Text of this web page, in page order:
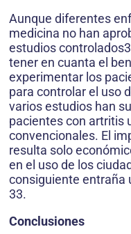
Aunque diferentes
medicina no han
estudios
tener en cuanta el
experimentar los
para controlar el uso
varios estudios han
pacientes con artritis
convencionales. El
resulta solo
en el uso de los
consiguiente entraña
33.
Conclusiones